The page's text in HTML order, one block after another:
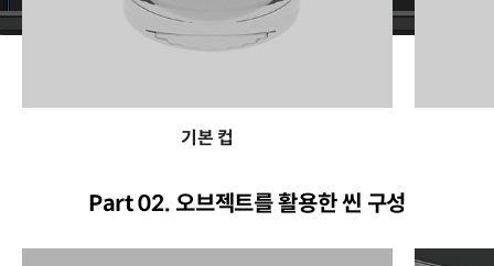
기본 컵
Part 02. 오브젝트를 활용한 씬 구성